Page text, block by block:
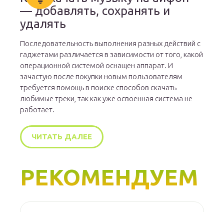
— добавлять, сохранять и
удалять
Последовательность выполнения разных действий с
гаджетами различается в зависимости от того, какой
операционной системой оснащен аппарат. И
зачастую после покупки новым пользователям
требуется помощь в поиске способов скачать
любимые треки, так как уже освоенная система не
работает.
ЧИТАТЬ ДАЛЕЕ
РЕКОМЕНДУЕМ